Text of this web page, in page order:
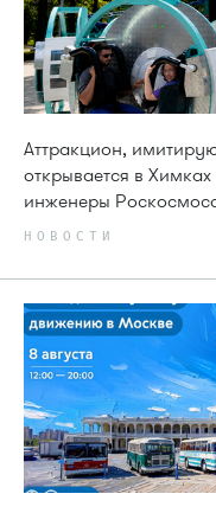
Аттракцион,
открывается в
инженеры
НОВОСТИ